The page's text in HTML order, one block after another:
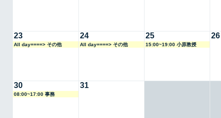
23
All day====> その他
24
All day====> その他
25
15:00~19:00 小原教授
26
30
08:00~17:00 事務
31